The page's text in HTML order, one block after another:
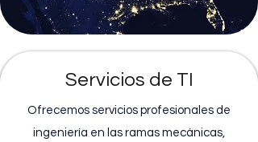
Servicios de TI
Ofrecemos servicios profesionales de
ingeniería en las ramas mecánicas,